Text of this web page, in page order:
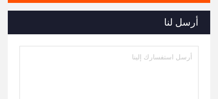
أرسل لنا